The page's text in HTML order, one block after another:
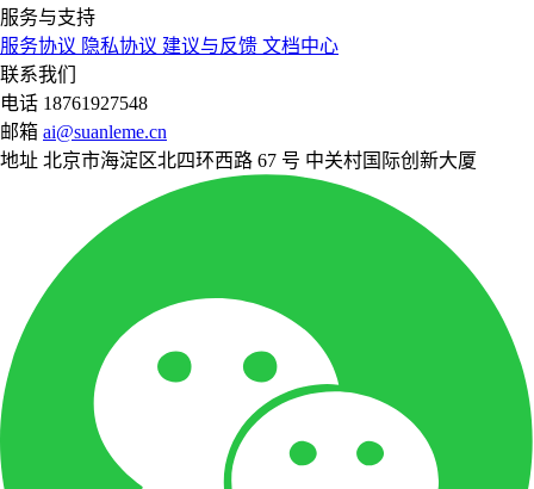
服务与支持
服务协议 隐私协议 建议与反馈 文档中心
联系我们
电话 18761927548
邮箱 ai@suanleme.cn
地址 北京市海淀区北四环西路 67 号 中关村国际创新大厦